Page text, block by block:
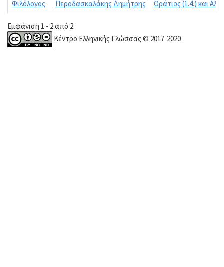
Φιλόλογος
Περοδασκαλάκης Δημήτρης Οράτιος (1.4.) και
Εμφάνιση 1 - 2 από 2
Κέντρο Ελληνικής Γλώσσας © 2017-2020